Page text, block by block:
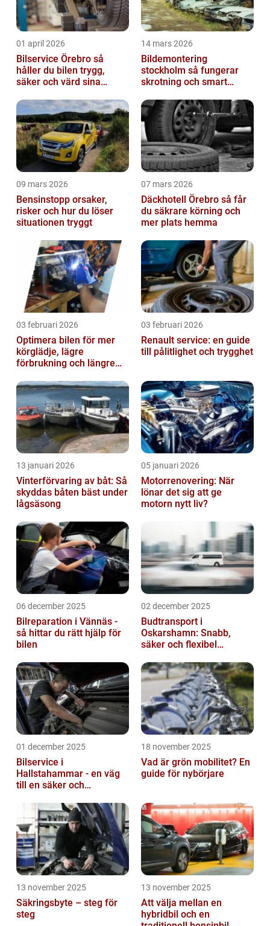
01 april 2026
Bilservice Örebro så
håller du bilen trygg,
säker och värd sina
14 mars 2026
Bildemontering
stockholm så fungerar
skrotning och smart
bildelar
09 mars 2026
Bensinstopp orsaker,
risker och hur du löser
situationen tryggt
07 mars 2026
Däckhotell Örebro så får
du säkrare körning och
mer plats hemma
03 februari 2026
Optimera bilen för mer
körglädje, lägre
förbrukning och längre
03 februari 2026
Renault service: en guide
till pålitlighet och trygghet
13 januari 2026
Vinterförvaring av båt: Så
skyddas båten bäst under
lågsäsong
05 januari 2026
Motorrenovering: När
lönar det sig att ge
motorn nytt liv?
06 december 2025
Bilreparation i Vännäs -
så hittar du rätt hjälp för
bilen
02 december 2025
Budtransport i
Oskarshamn: Snabb,
säker och flexibel
01 december 2025
Bilservice i
Hallstahammar - en väg
till en säker och
18 november 2025
Vad är grön mobilitet? En
guide för nybörjare
13 november 2025
Säkringsbyte – steg för
steg
13 november 2025
Att välja mellan en
hybridbil och en